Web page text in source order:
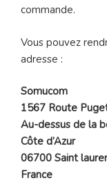
commande.
Vous pouvez
adresse :
Somucom
1567 Route
Au-dessus de la
Côte d’Azur
06700 Saint
France